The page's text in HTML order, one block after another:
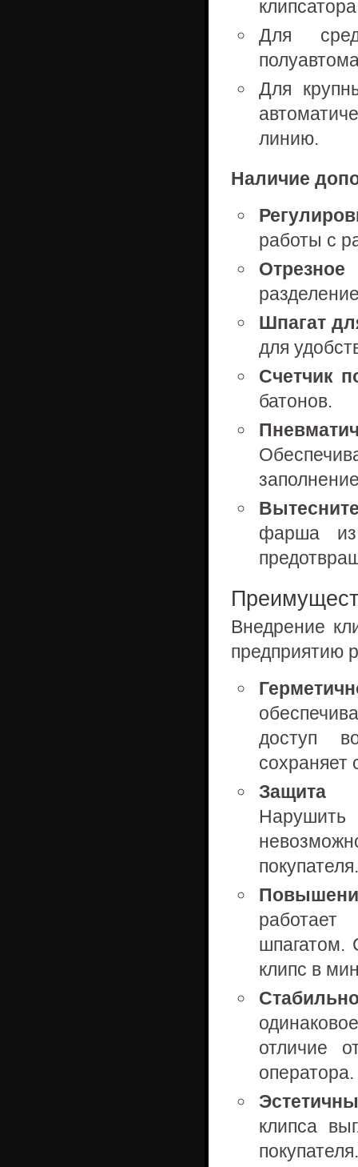
Для
Для
линию.
Наличие
работы с
Шпагат
для
Счетчик
батонов.
фарша из
Внедрение
предприятию
доступ
сохраняет
Защита
Нарушить
покупателя.
работает
шпагатом.
клипс в
отличие
оператора.
клипса
покупателя.